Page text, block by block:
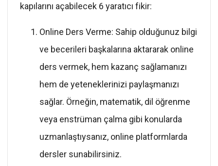
kapılarını açabilecek 6 yaratıcı fikir:
Online Ders Verme: Sahip olduğunuz bilgi
ve becerileri başkalarına aktararak online
ders vermek, hem kazanç sağlamanızı
hem de yeteneklerinizi paylaşmanızı
sağlar. Örneğin, matematik, dil öğrenme
veya enstrüman çalma gibi konularda
uzmanlaştıysanız, online platformlarda
dersler sunabilirsiniz.